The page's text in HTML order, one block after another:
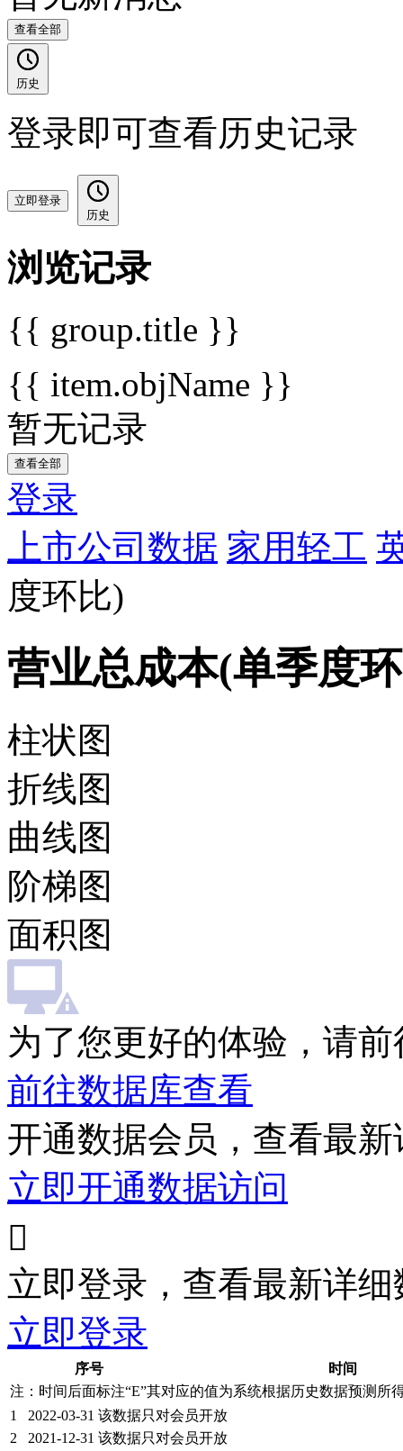
查看全部
历史
登录即可查看历史记录
立即登录
历史
浏览记录
{{ group.title }}
{{ item.objName }}
暂无记录
查看全部
登录
上市公司数据 家用轻工
度环比)
营业总成本(单季度
柱状图
折线图
曲线图
阶梯图
面积图
为了您更好的体验，请
前往数据库查看
开通数据会员，查看最
立即开通数据访问

立即登录，查看最新详细
立即登录
序号
时间
注：时间后面标注“E”其对应的值为系统根据历史数据预测所
1
2022-03-31 该数据只对会员开放
2
2021-12-31 该数据只对会员开放